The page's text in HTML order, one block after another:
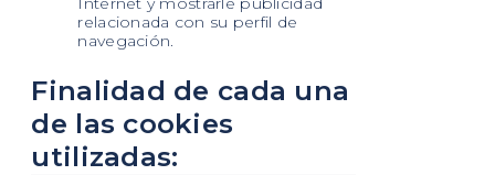
relacionada con su perfil de
navegación.
Finalidad de cada una
de las cookies
utilizadas: